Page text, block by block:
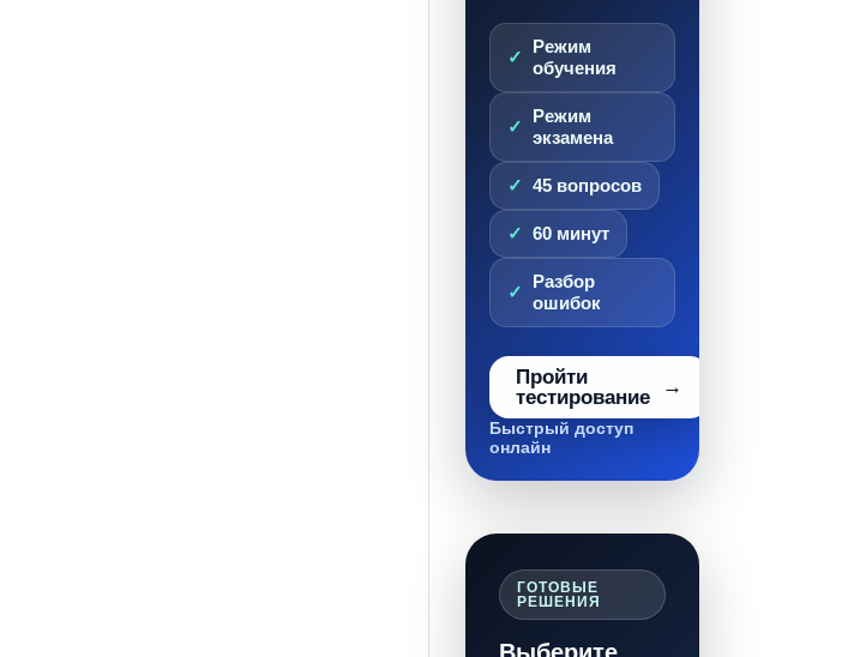
Режим
обучения
Режим
экзамена
45 вопросов
60 минут
Разбор
ошибок
Пройти
тестирование
Быстрый доступ
онлайн
ГОТОВЫЕ
РЕШЕНИЯ
Выберите